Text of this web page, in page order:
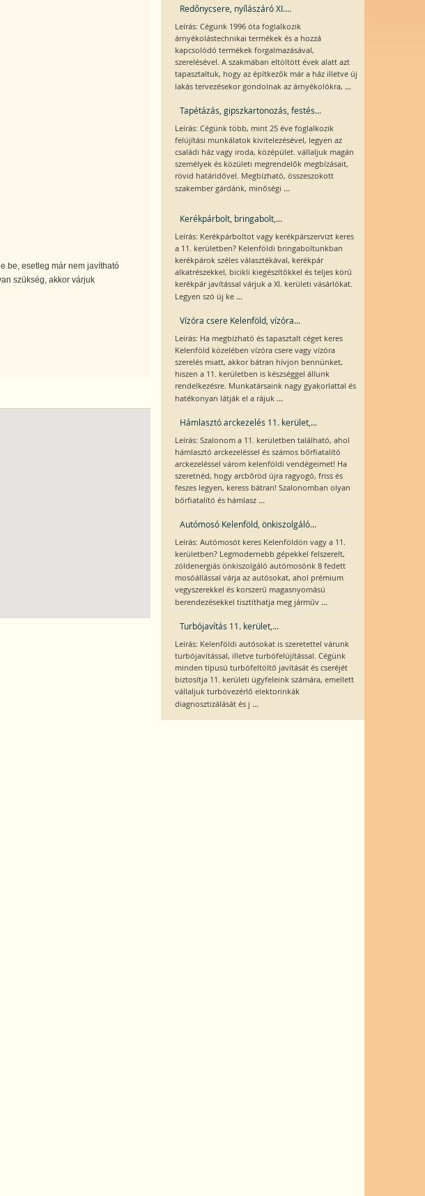
be, esetleg már nem javítható
szükség, akkor várjuk
Redőnycsere, nyílászáró XI....
Leírás: Cégünk 1996 óta foglalkozik
árnyékolástechnikai termékek és a hozzá
kapcsolódó termékek forgalmazásával,
szerelésével. A szakmában eltöltött évek alatt azt
tapasztaltuk, hogy az építkezők már a ház illetve új
lakás tervezésekor gondolnak az árnyékolókra, ...
Tapétázás, gipszkartonozás, festés...
Leírás: Cégünk több, mint 25 éve foglalkozik
felújítási munkálatok kivitelezésével, legyen az
családi ház vagy iroda, középület. vállaljuk magán
személyek és közületi megrendelők megbízásait,
rövid határidővel. Megbízható, összeszokott
szakember gárdánk, minőségi ...
Kerékpárbolt, bringabolt,...
Leírás: Kerékpárboltot vagy kerékpárszervizt keres
a 11. kerületben? Kelenföldi bringaboltunkban
kerékpárok széles választékával, kerékpár
alkatrészekkel, bicikli kiegészítőkkel és teljes körű
kerékpár javítással várjuk a XI. kerületi vásárlókat.
Legyen szó új ke ...
Vízóra csere Kelenföld, vízóra...
Leírás: Ha megbízható és tapasztalt céget keres
Kelenföld közelében vízóra csere vagy vízóra
szerelés miatt, akkor bátran hívjon bennünket,
hiszen a 11. kerületben is készséggel állunk
rendelkezésre. Munkatársaink nagy gyakorlattal és
hatékonyan látják el a rájuk ...
Hámlasztó arckezelés 11. kerület,...
Leírás: Szalonom a 11. kerületben található, ahol
hámlasztó arckezeléssel és számos bőrfiatalító
arckezeléssel várom kelenföldi vendégeimet! Ha
szeretnéd, hogy arcbőröd újra ragyogó, friss és
feszes legyen, keress bátran! Szalonomban olyan
bőrfiatalító és hámlasz ...
Autómosó Kelenföld, önkiszolgáló...
Leírás: Autómosót keres Kelenföldön vagy a 11.
kerületben? Legmodernebb gépekkel felszerelt,
zöldenergiás önkiszolgáló autómosónk 8 fedett
mosóállással várja az autósokat, ahol prémium
vegyszerekkel és korszerű magasnyomású
berendezésekkel tisztíthatja meg járműv ...
Turbójavítás 11. kerület,...
Leírás: Kelenföldi autósokat is szeretettel várunk
turbójavítással, illetve turbófelújítással. Cégünk
minden típusú turbófeltöltő javítását és cseréjét
biztosítja 11. kerületi ügyfeleink számára, emellett
vállaljuk turbóvezérlő elektorinkák
diagnosztizálását és j ...